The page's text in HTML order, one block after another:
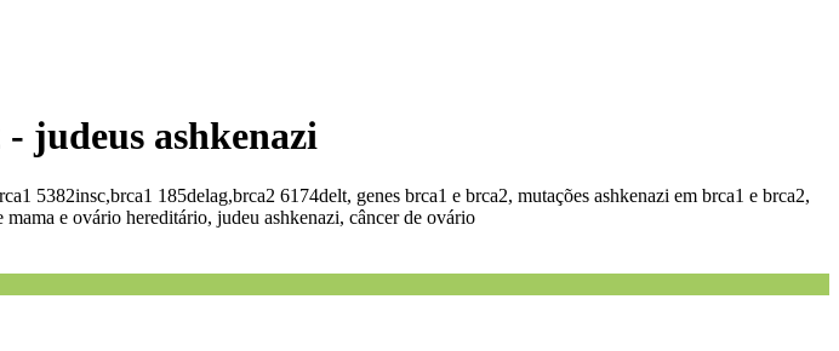
- judeus ashkenazi
5382insc,brca1 185delag,brca2 6174delt, genes brca1 e brca2, mutações ashkenazi em brca1 e brca2,
mama e ovário hereditário, judeu ashkenazi, câncer de ovário